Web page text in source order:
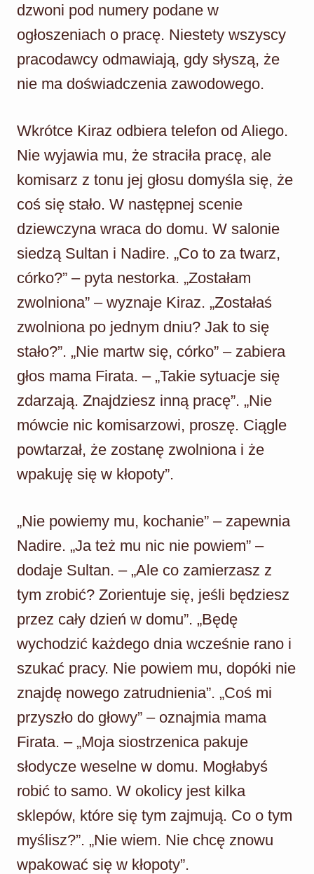
dzwoni pod numery podane w
ogłoszeniach o pracę. Niestety wszyscy
pracodawcy odmawiają, gdy słyszą, że
nie ma doświadczenia zawodowego.
Wkrótce Kiraz odbiera telefon od Aliego.
Nie wyjawia mu, że straciła pracę, ale
komisarz z tonu jej głosu domyśla się, że
coś się stało. W następnej scenie
dziewczyna wraca do domu. W salonie
siedzą Sultan i Nadire. „Co to za twarz,
córko?” – pyta nestorka. „Zostałam
zwolniona” – wyznaje Kiraz. „Zostałaś
zwolniona po jednym dniu? Jak to się
stało?”. „Nie martw się, córko” – zabiera
głos mama Firata. – „Takie sytuacje się
zdarzają. Znajdziesz inną pracę”. „Nie
mówcie nic komisarzowi, proszę. Ciągle
powtarzał, że zostanę zwolniona i że
wpakuję się w kłopoty”.
„Nie powiemy mu, kochanie” – zapewnia
Nadire. „Ja też mu nic nie powiem” –
dodaje Sultan. – „Ale co zamierzasz z
tym zrobić? Zorientuje się, jeśli będziesz
przez cały dzień w domu”. „Będę
wychodzić każdego dnia wcześnie rano i
szukać pracy. Nie powiem mu, dopóki nie
znajdę nowego zatrudnienia”. „Coś mi
przyszło do głowy” – oznajmia mama
Firata. – „Moja siostrzenica pakuje
słodycze weselne w domu. Mogłabyś
robić to samo. W okolicy jest kilka
sklepów, które się tym zajmują. Co o tym
myślisz?”. „Nie wiem. Nie chcę znowu
wpakować się w kłopoty”.